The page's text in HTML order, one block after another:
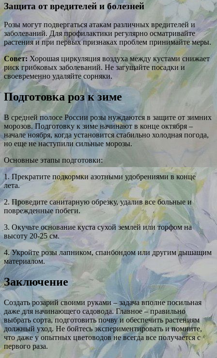
Защита от вредителей и болезней
Розы могут подвергаться атакам различных вредителей и
заболеваний. Для профилактики регулярно осматривайте
растения и при первых признаках проблем принимайте меры.
Совет: Хорошая циркуляция воздуха между кустами снижает
риск грибковых заболеваний. Не загущайте посадки и
своевременно удаляйте сорняки.
Подготовка роз к зиме
В средней полосе России розы нуждаются в защите от зимних
морозов. Подготовку к зиме начинают в конце октября –
начале ноября, когда установится стабильно холодная погода,
но еще не наступили сильные морозы.
Основные этапы подготовки:
1. Прекратите подкормки азотными удобрениями в конце
лета.
2. Проведите санитарную обрезку, удалив все больные и
поврежденные побеги.
3. Окучьте основание куста сухой землей или торфом на
высоту 20-25 см.
4. Укройте розы лапником, спанбондом или другим дышащим
материалом.
Заключение
Создать розарий своими руками – задача вполне посильная
даже для начинающего садовода. Главное – правильно
выбрать сорта, подготовить почву и обеспечить растениям
должный уход. Не бойтесь экспериментировать и помните,
что даже у опытных цветоводов не всегда все получается с
первого раза.